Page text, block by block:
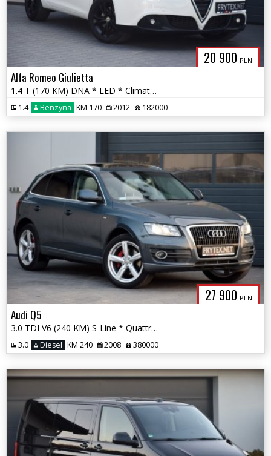
20 900 PLN
Alfa Romeo Giulietta
1.4 T (170 KM) DNA * LED * Climatronic * PDC * Pisemna Gwarancja *
1.4 Benzyna KM 170 2012 182000
27 900 PLN
Audi Q5
3.0 TDI V6 (240 KM) S-Line * Quattro * Panorama * Xenon * Skóra * LED
3.0 Diesel KM 240 2008 380000